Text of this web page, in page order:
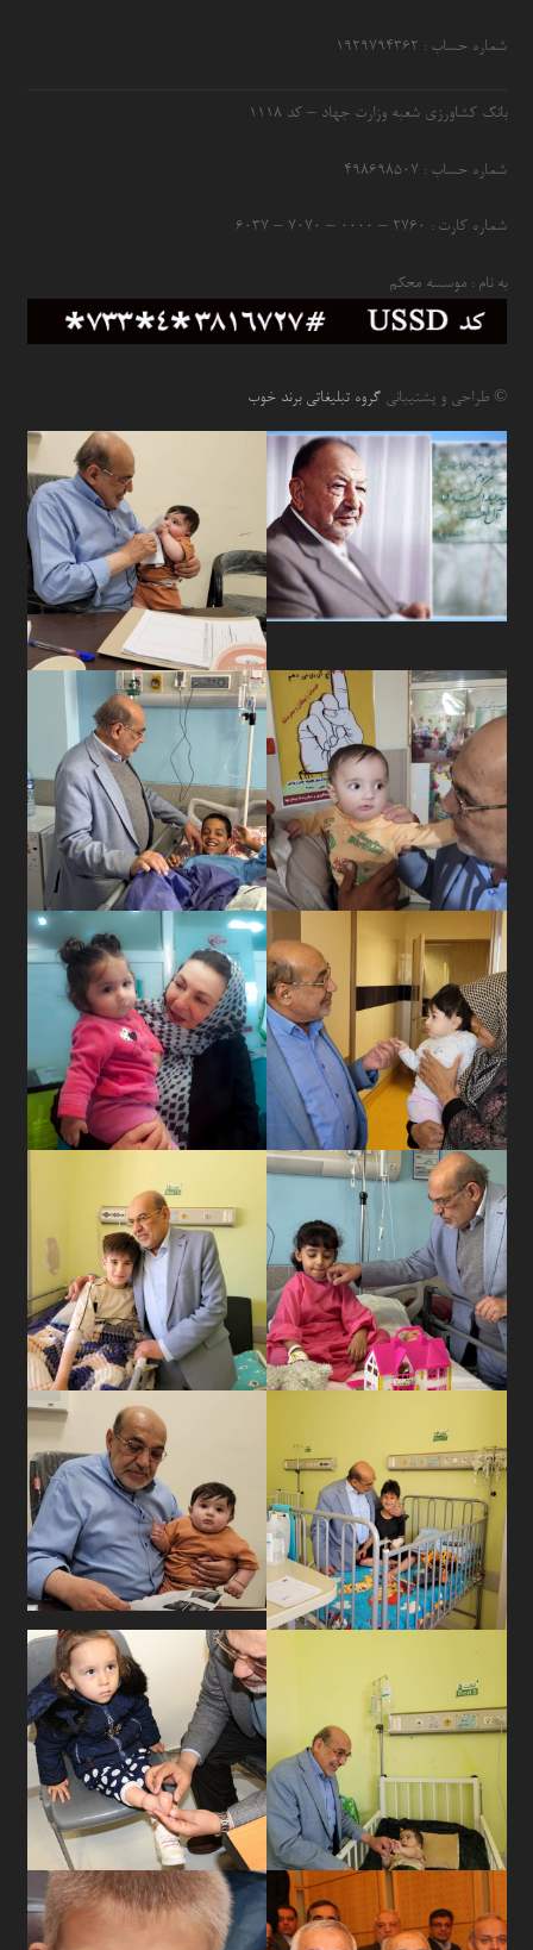
شماره حساب : ۱۹۲۹۷۹۴۳۶۲
بانک کشاورزی شعبه وزارت جهاد – کد 1118
شماره حساب : ۴۹۸۶۹۸۵۰۷
شماره کارت : ۲۷۶۰ – ۰۰۰۰ – ۷۰۷۰ – ۶۰۳۷
به نام : موسسه محکم
© طراحی و پشتیبانیگروه تبلیغاتی برند خوب